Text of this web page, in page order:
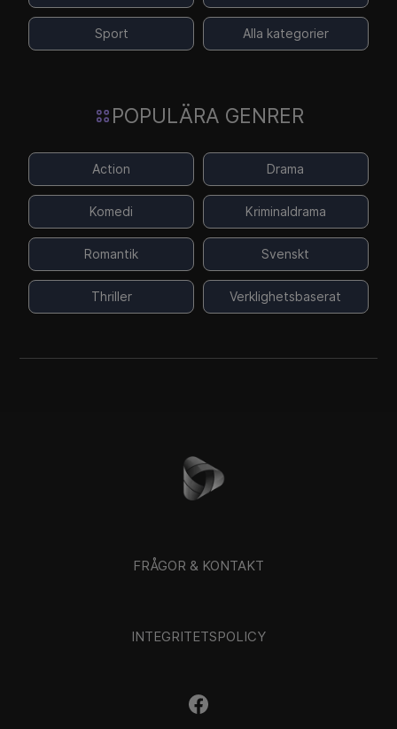
Sport Alla kategorier
POPULÄRA GENRER
Action Drama
Komedi Kriminaldrama
Romantik Svenskt
Thriller Verklighetsbaserat
FRÅGOR & KONTAKT
INTEGRITETSPOLICY